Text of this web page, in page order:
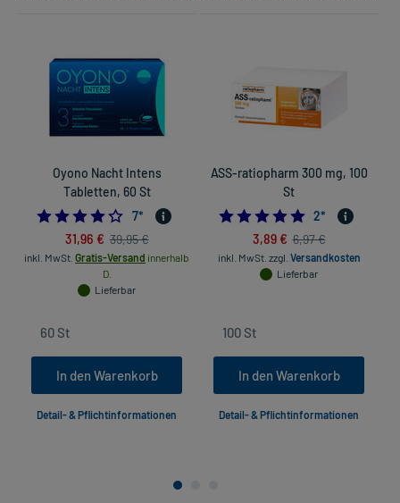
Oyono Nacht Intens
Tabletten, 60 St
4.142857142857143
7*
31,96 € 39,95 €
inkl. MwSt. Gratis-Versand innerhalb
D.
Lieferbar
In den Warenkorb
Detail- & Pflichtinformationen
ASS-ratiopharm 300 mg, 100
St
5.0
2*
3,89 € 6,97 €
inkl. MwSt. zzgl. Versandkosten
Lieferbar
In den Warenkorb
Detail- & Pflichtinformationen